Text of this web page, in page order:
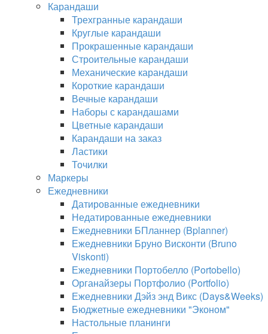
Карандаши
Трехгранные карандаши
Круглые карандаши
Прокрашенные карандаши
Строительные карандаши
Механические карандаши
Короткие карандаши
Вечные карандаши
Наборы с карандашами
Цветные карандаши
Карандаши на заказ
Ластики
Точилки
Маркеры
Ежедневники
Датированные ежедневники
Недатированные ежедневники
Ежедневники БПланнер (Bplanner)
Ежедневники Бруно Висконти (Bruno
Viskonti)
Ежедневники Портобелло (Portobello)
Органайзеры Портфолио (Portfolio)
Ежедневники Дэйз энд Викс (Days&Weeks)
Бюджетные ежедневники "Эконом"
Настольные планинги